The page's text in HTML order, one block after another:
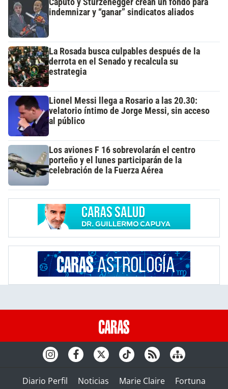
Caputo y Sturzenegger crean un fondo para
indemnizar y “ganar” sindicatos aliados
La Rosada busca culpables después de la
derrota en el Senado y recalcula su
estrategia
Lionel Messi llega a Rosario a las 20.30:
velatorio íntimo de Jorge Messi, sin acceso
al público
Los aviones F 16 sobrevolarán el centro
porteño y el lunes participarán de la
celebración de la Fuerza Aérea
Diario Perfil Noticias Marie Claire Fortuna